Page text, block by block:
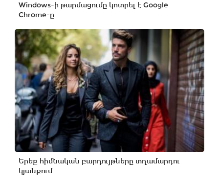
Windows-ի թարմացումը կոտրել է Google
Chrome-ը
Երեք հիմնական բարդույթները տղամարդու
կյանքում